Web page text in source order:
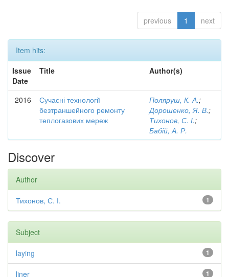
previous 1 next
Item hits:
Issue
Date
Title Author(s)
2016
Сучасні технології
безтраншейного ремонту
теплогазових мереж
Поляруш, К. А.;
Дорошенко, Я. В.;
Тихонов, С. І.;
Бабій, А. Р.
Discover
Author
1
Тихонов, С. І.
Subject
1
laying
1
liner